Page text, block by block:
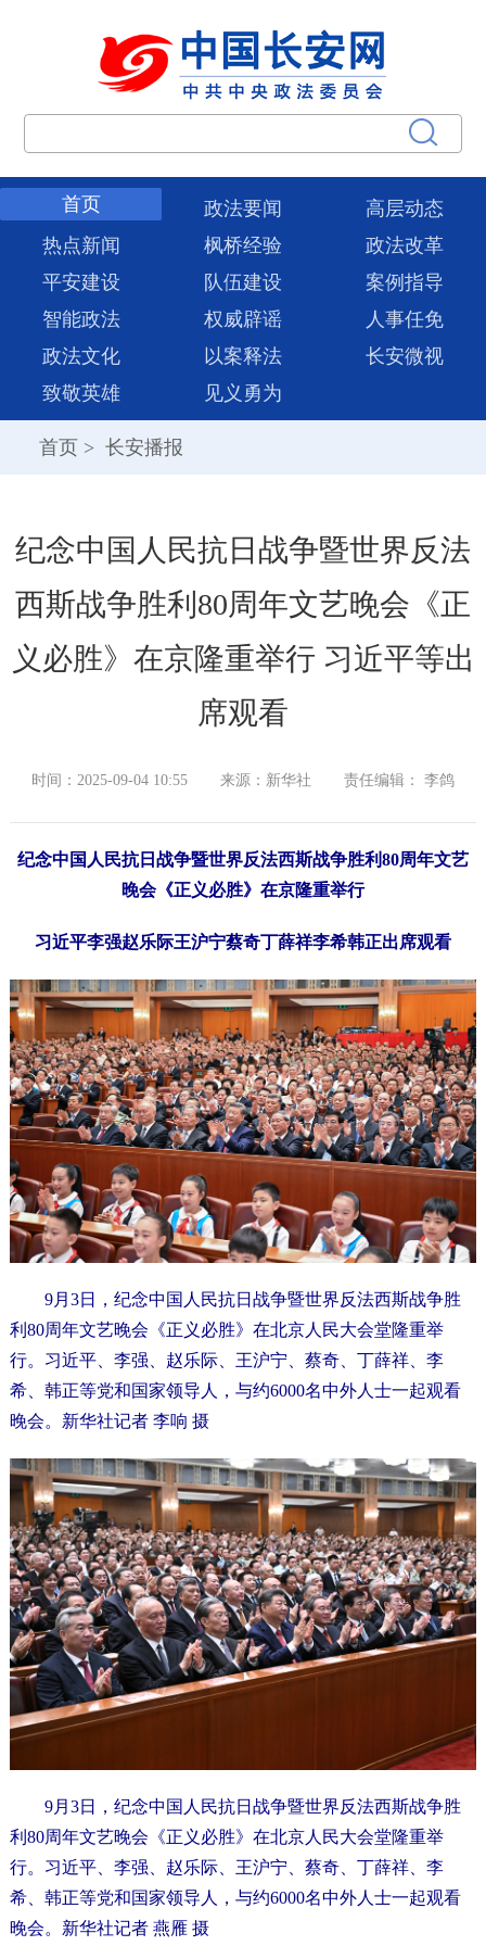
首页 政法要闻
高层动态
热点新闻
枫桥经验
政法改革
平安建设
队伍建设
案例指导
智能政法
权威辟谣
人事任免
政法文化
以案释法
长安微视
致敬英雄
见义勇为
首页 > 长安播报
纪念中国人民抗日战争暨世界反法
西斯战争胜利80周年文艺晚会《正
义必胜》在京隆重举行 习近平等出
席观看
时间：2025-09-04 10:55 来源：新华社 责任编辑： 李鸽
纪念中国人民抗日战争暨世界反法西斯战争胜利80周年文艺
晚会《正义必胜》在京隆重举行
习近平李强赵乐际王沪宁蔡奇丁薛祥李希韩正出席观看
9月3日，纪念中国人民抗日战争暨世界反法西斯战争胜
利80周年文艺晚会《正义必胜》在北京人民大会堂隆重举
行。习近平、李强、赵乐际、王沪宁、蔡奇、丁薛祥、李
希、韩正等党和国家领导人，与约6000名中外人士一起观看
晚会。新华社记者 李响 摄
9月3日，纪念中国人民抗日战争暨世界反法西斯战争胜
利80周年文艺晚会《正义必胜》在北京人民大会堂隆重举
行。习近平、李强、赵乐际、王沪宁、蔡奇、丁薛祥、李
希、韩正等党和国家领导人，与约6000名中外人士一起观看
晚会。新华社记者 燕雁 摄